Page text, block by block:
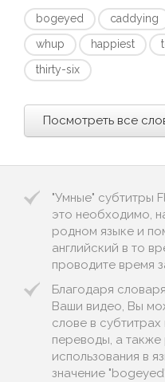
bogeyed caddying
whup
happiest
thirty-six
Посмотреть все
"Умные" субтитры
это необходимо,
родном языке и
английский в то
проводите время
Благодаря
Ваши видео, Вы
слове в
переводы, а
использования в
значение